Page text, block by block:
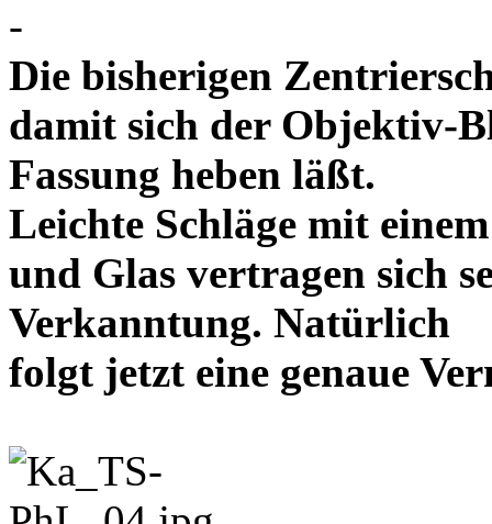
-
Die bisherigen
damit sich der Objektiv-
Fassung heben läßt.
Leichte Schläge mit
und Glas vertragen sich
Verkanntung. Natürlich
folgt jetzt eine genaue